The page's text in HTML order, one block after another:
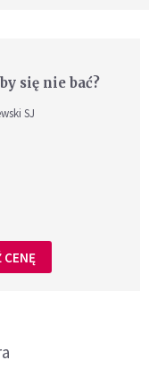
się nie bać?
SJ
CENĘ